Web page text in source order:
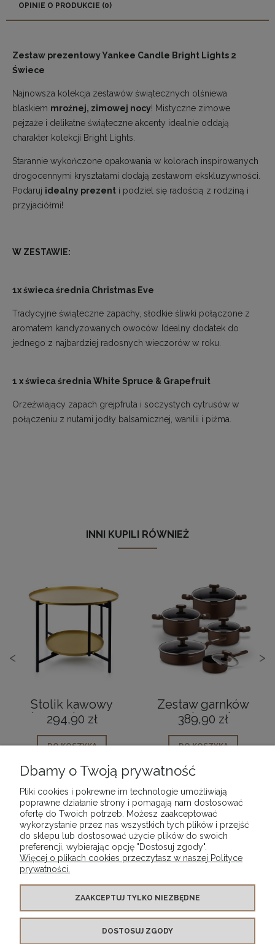
OPINIE O PRODUKCIE (0)
Zestaw prezentowy Yankee Candle Bright Lights 2
Świece
Najnowsza kolekcja zestawów świątecznych olśniewa
blaskiem mroźnej, zimowej nocy! Mistyczne zimowe
pejzaże i delikatne świąteczne akcenty idealnie oddają
charakter kolekcji Bright Lights.
Starannie wykończone opakowania w kolorach inspirowanych
drogocennymi kryształami dodają zestawom ekskluzywności.
Podaruj idealny prezent i podziel się radością z rodziną i
przyjaciółmi!
W ZESTAWIE:
1x świeca średnia Christmas Eve
Tradycyjne świąteczne zapachy, słodkie śliwki połączone z
aromatem kandyzowanych owoców. Idealny dodatek do
jednego z najbardziej radosnych wieczorów w roku.
1 x świeca średnia White Spruce & Grapefruit
Orzeźwiający zapach grejpfruta i soczystych cytrusów w
połączeniu z nutami jodły balsamicznej, wanilii i piżma.
INNI KUPILI RÓWNIEŻ
<
Stolik kawowy
dwupoziomowy
Gold
294,90 zł
DO KOSZYKA
Zestaw garnków
ceramicznych na
pokrywką szklaną
389,90 zł
DO KOSZYKA
>
POMOC
MOJE KONTO
PŁATNOŚCI I DOSTAWA
INFORMACJE
Dbamy o Twoją prywatność
Pliki cookies i pokrewne im technologie umożliwiają
poprawne działanie strony i pomagają nam dostosować
ofertę do Twoich potrzeb. Możesz zaakceptować
wykorzystanie przez nas wszystkich tych plików i przejść
do sklepu lub dostosować użycie plików do swoich
preferencji, wybierając opcję "Dostosuj zgody".
Więcej o plikach cookies przeczytasz w naszej Polityce
prywatności.
ZAAKCEPTUJ TYLKO NIEZBĘDNE
DOSTOSUJ ZGODY